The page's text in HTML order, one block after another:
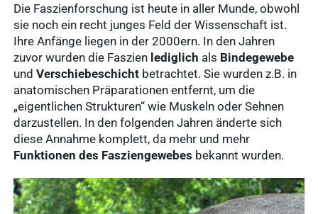
Die Faszienforschung ist heute in aller Munde, obwohl
sie noch ein recht junges Feld der Wissenschaft ist.
Ihre Anfänge liegen in der 2000ern. In den Jahren
zuvor wurden die Faszien lediglich als Bindegewebe
undVerschiebeschicht betrachtet. Sie wurden z.B. in
anatomischen Präparationen entfernt, um die
„eigentlichen Strukturen“ wie Muskeln oder Sehnen
darzustellen. In den folgenden Jahren änderte sich
diese Annahme komplett, da mehr und mehr
Funktionen des Fasziengewebes bekannt wurden.